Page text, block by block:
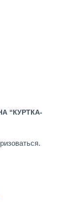
“КУРТКА-
.